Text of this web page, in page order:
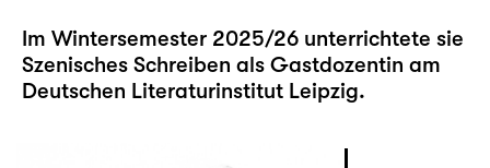
Im Wintersemester 2025/26 unterrichtete sie
Szenisches Schreiben als Gastdozentin am
Deutschen Literaturinstitut Leipzig.